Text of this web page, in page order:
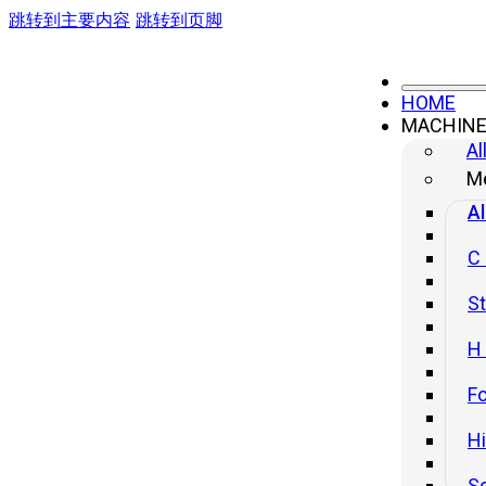
跳转到主要内容 跳转到页脚
HOME
MACHINE
C
H
Almacén YANGLI México